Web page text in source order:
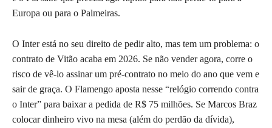
Europa ou para o Palmeiras.
O Inter está no seu direito de pedir alto, mas tem um problema: o
contrato de Vitão acaba em 2026. Se não vender agora, corre o
risco de vê-lo assinar um pré-contrato no meio do ano que vem e
sair de graça. O Flamengo aposta nesse “relógio correndo contra
o Inter” para baixar a pedida de R$ 75 milhões. Se Marcos Braz
colocar dinheiro vivo na mesa (além do perdão da dívida),